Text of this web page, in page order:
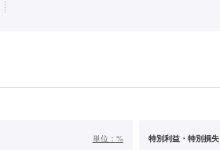
単位： % 特別利益・特別損失